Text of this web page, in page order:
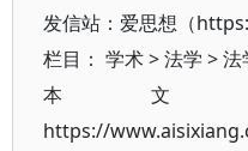
发信站：爱思想（
栏目： 学术>法学 >法
本文
https://